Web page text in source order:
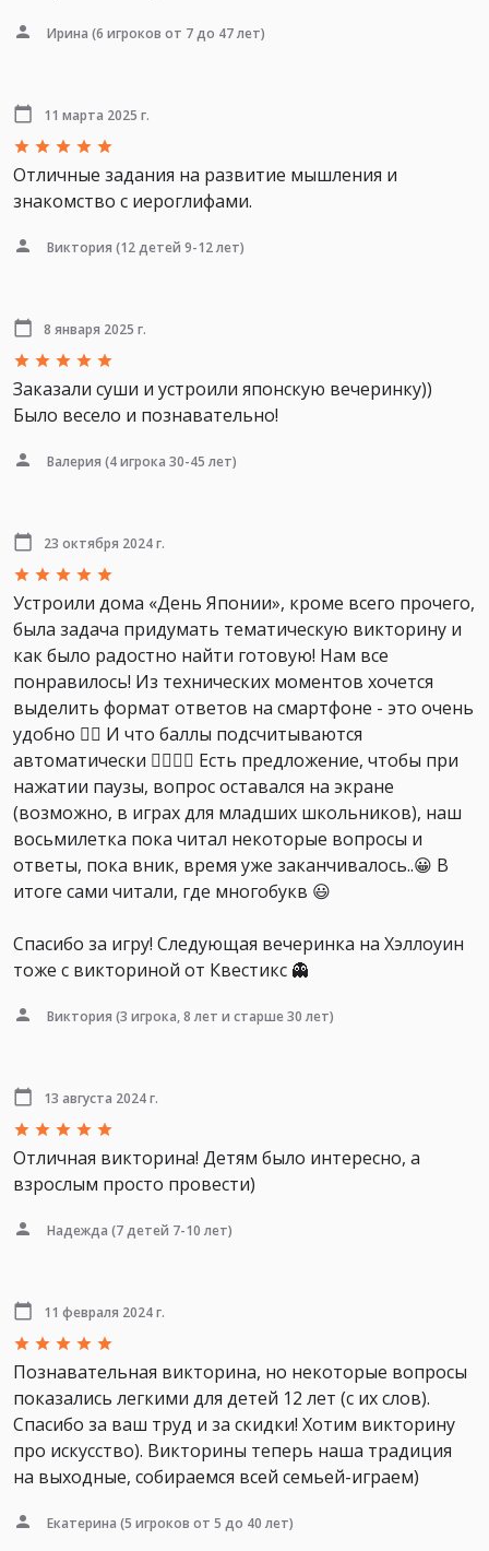
Ирина (6 игроков от 7 до 47 лет)
11 марта 2025 г.
Отличные задания на развитие мышления и
знакомство с иероглифами.
Виктория (12 детей 9-12 лет)
8 января 2025 г.
Заказали суши и устроили японскую вечеринку))
Было весело и познавательно!
Валерия (4 игрока 30-45 лет)
23 октября 2024 г.
Устроили дома «День Японии», кроме всего прочего,
была задача придумать тематическую викторину и
как было радостно найти готовую! Нам все
понравилось! Из технических моментов хочется
выделить формат ответов на смартфоне - это очень
удобно 👍🏻 И что баллы подсчитываются
автоматически 👍🏻👍🏻 Есть предложение, чтобы при
нажатии паузы, вопрос оставался на экране
(возможно, в играх для младших школьников), наш
восьмилетка пока читал некоторые вопросы и
ответы, пока вник, время уже заканчивалось..😀 В
итоге сами читали, где многобукв 😃
Спасибо за игру! Следующая вечеринка на Хэллоуин
тоже с викториной от Квестикс 👻
Виктория (3 игрока, 8 лет и старше 30 лет)
13 августа 2024 г.
Отличная викторина! Детям было интересно, а
взрослым просто провести)
Надежда (7 детей 7-10 лет)
11 февраля 2024 г.
Познавательная викторина, но некоторые вопросы
показались легкими для детей 12 лет (с их слов).
Спасибо за ваш труд и за скидки! Хотим викторину
про искусство). Викторины теперь наша традиция
на выходные, собираемся всей семьей-играем)
Екатерина (5 игроков от 5 до 40 лет)